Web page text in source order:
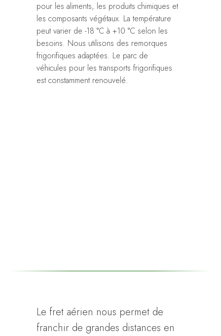
pour les aliments, les produits chimiques et
les composants végétaux. La température
peut varier de -18 °C à +10 °C selon les
besoins. Nous utilisons des remorques
frigorifiques adaptées. Le parc de
véhicules pour les transports frigorifiques
est constamment renouvelé.
Le fret aérien nous permet de
franchir de grandes distances en